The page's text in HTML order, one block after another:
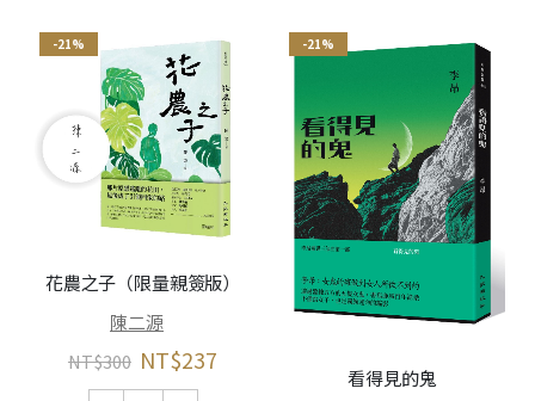
-21%
花農之子（限量親簽版）
陳二源
NT$300 NT$237
-21%
看得見的鬼